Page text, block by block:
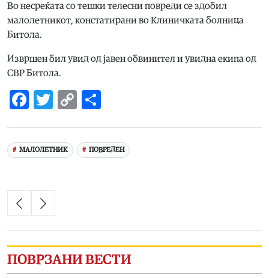
Во несреќата со тешки телесни повреди се здобил
малолетникот, констатирани во Клиничката болница
Битола.
Извршен бил увид од јавен обвинител и увидна екипа од
СВР Битола.
Facebook
Twitter
Copy
МАЛОЛЕТНИК ПОВРЕДЕН
ПОВРЗАНИ ВЕСТИ